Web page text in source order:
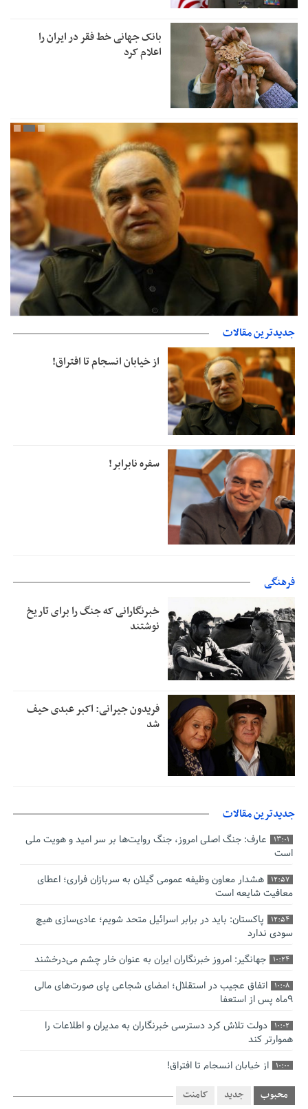
بانک جهانی خط فقر در ایران را
اعلام کرد
از خیابان انسجام تا افتراق!
جزئیات فعال‌سازی «کیف پول ایران» اعلام شد
جدیدترین مقالات
از خیابان انسجام تا افتراق!
سفره نابرابر!
فرهنگی
خبرنگارانی که جنگ را برای تاریخ
نوشتند
فریدون جیرانی: اکبر عبدی حیف
شد
جدیدترین مقالات
13:01
عارف: جنگ اصلی امروز، جنگ روایت‌ها بر سر امید و هویت ملی
است
12:57
هشدار معاون وظیفه عمومی گیلان به سربازان فراری؛ اعطای
معافیت شایعه است
12:54
پاکستان: باید در برابر اسرائیل متحد شویم؛ عادی‌سازی هیچ
سودی ندارد
10:24 جهانگیر: امروز خبرنگاران ایران به عنوان خار چشم می‌درخشند
10:08
اتفاق عجیب در استقلال؛ امضای شجاعی پای صورت‌های مالی
٩ماه پس از استعفا
10:02
دولت تلاش کرد دسترسی خبرنگاران به مدیران و اطلاعات را
هموارتر کند
10:00 از خیابان انسجام تا افتراق!
9:48
چالش نظارت بر درمانگران اینستاگرامی/ نسخه وزارت بهداشت
برای جلوگیری از فعالیت پزشک‌نماها
محبوب جدید کامنت